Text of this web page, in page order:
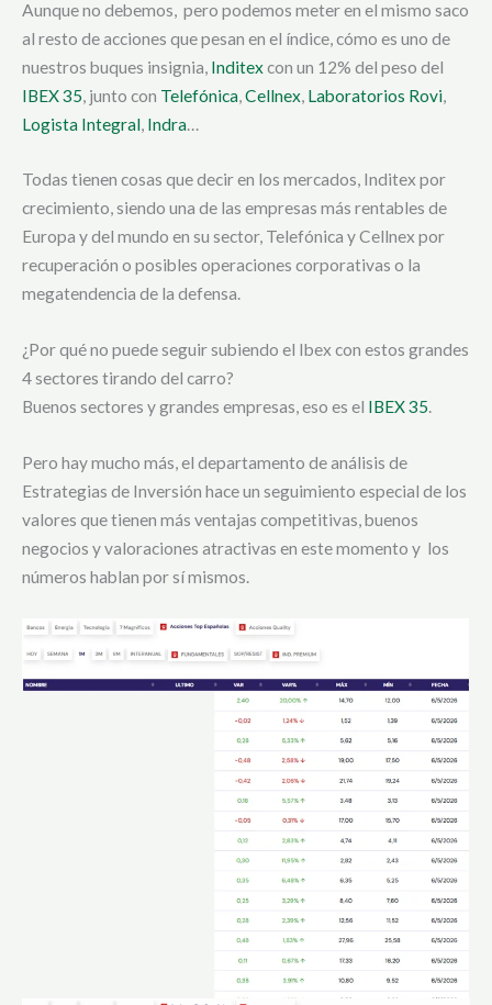
Aunque no debemos, pero podemos meter en el mismo saco
al resto de acciones que pesan en el índice, cómo es uno de
nuestros buques insignia, Inditexcon un 12% del peso del
IBEX 35 , junto con Telefónica Cellnex Laboratorios Rovi
Logista Integral Indra
Todas tienen cosas que decir en los mercados, Inditex por
crecimiento, siendo una de las empresas más rentables de
Europa y del mundo en su sector, Telefónica y Cellnex por
recuperación o posibles operaciones corporativas o la
megatendencia de la defensa.
¿Por qué no puede seguir subiendo el Ibex con estos grandes
4 sectores tirando del carro?
Buenos sectores y grandes empresas, eso es el IBEX 35.
Pero hay mucho más, el departamento de análisis de
Estrategias de Inversión hace un seguimiento especial de los
valores que tienen más ventajas competitivas, buenos
negocios y valoraciones atractivas en este momento y los
números hablan por sí mismos.